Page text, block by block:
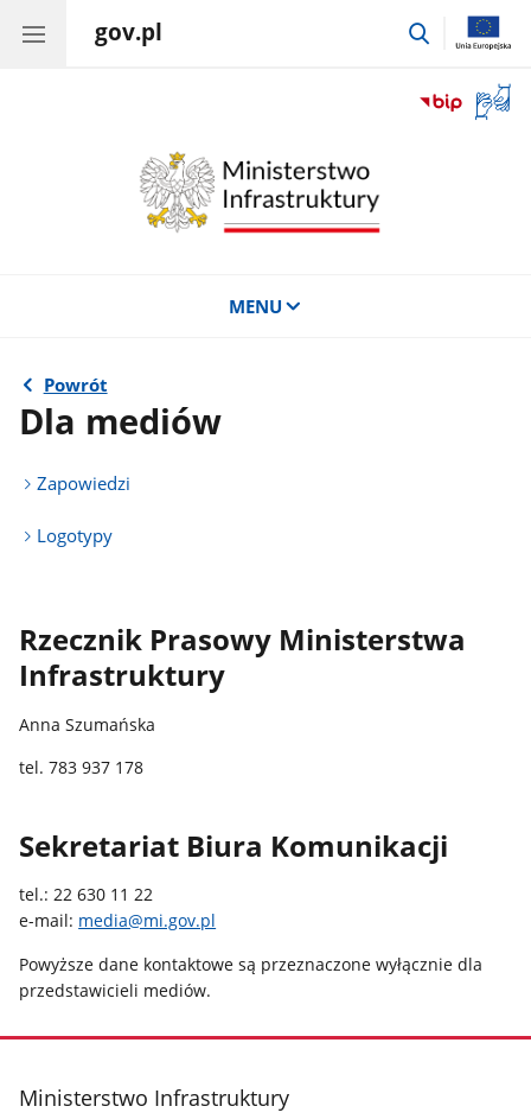
gov.pl
przejdź
okno
MENU
Powrót
Dla mediów
Zapowiedzi
Logotypy
Rzecznik Prasowy Ministerstwa
Infrastruktury
Anna Szumańska
tel. 783 937 178
Sekretariat Biura Komunikacji
tel.: 22 630 11 22
e-mail: media@mi.gov.pl
Powyższe dane kontaktowe są przeznaczone wyłącznie dla
przedstawicieli mediów.
stopka
Ministerstwo Infrastruktury